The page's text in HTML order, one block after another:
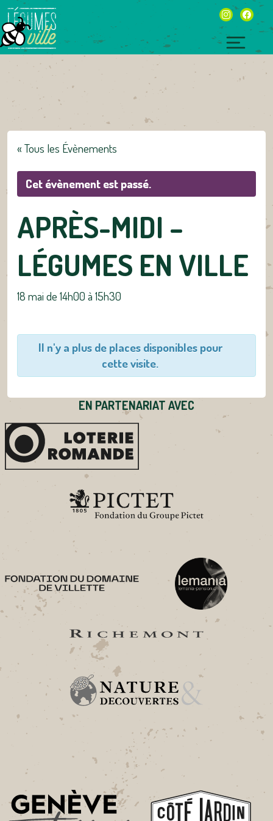
Skip
to
content
instagram
« Tous les Évènements
Cet évènement est passé.
APRÈS-MIDI –
LÉGUMES EN VILLE
18 mai de 14h00 à 15h30
Il n'y a plus de places disponibles pour
cette visite.
EN PARTENARIAT AVEC